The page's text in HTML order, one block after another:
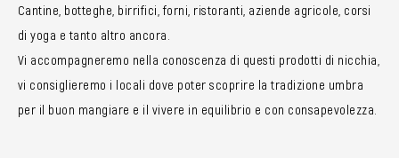
Cantine, botteghe, birrifici, forni, ristoranti, aziende agricole, corsi
di yoga e tanto altro ancora.
Vi accompagneremo nella conoscenza di questi prodotti di nicchia,
vi consiglieremo i locali dove poter scoprire la tradizione umbra
per il buon mangiare e il vivere in equilibrio e con consapevolezza.